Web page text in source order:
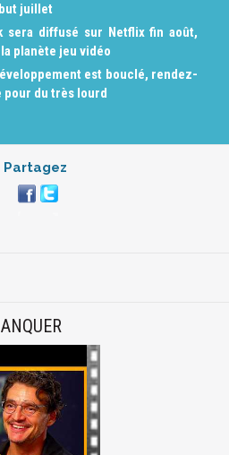
juillet
sera diffusé sur Netflix fin août,
planète jeu vidéo
est bouclé, rendez-
pour du très lourd
Partagez